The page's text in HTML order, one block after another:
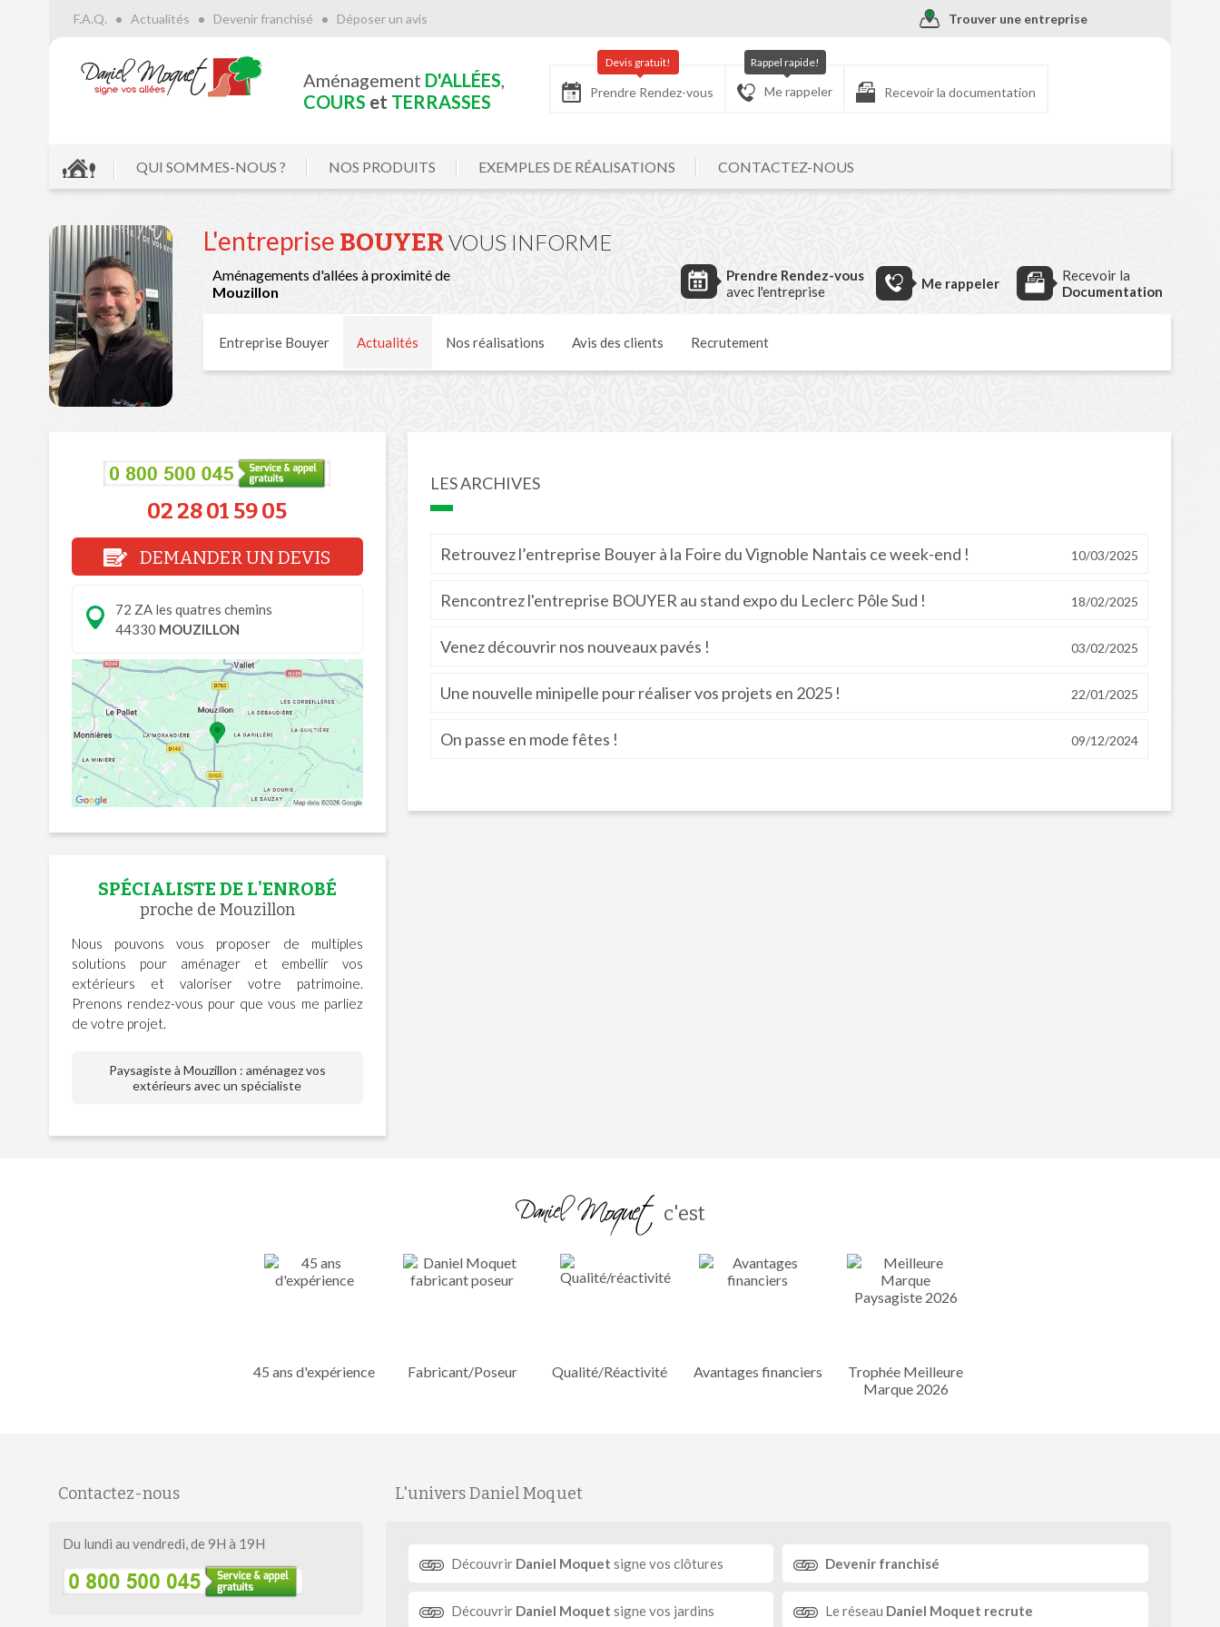
Trouver une entreprise
F.A.Q. Actualités Devenir franchisé Déposer un avis
Aménagement D'ALLÉES,
COURS et TERRASSES Prendre Rendez-vous
Devis gratuit!
Me rappeler
Rappel rapide!
Recevoir la documentation
QUI SOMMES-NOUS ? NOS PRODUITS EXEMPLES DE RÉALISATIONS CONTACTEZ-NOUS
L'entreprise BOUYERVOUS INFORME
Aménagements d'allées à proximité de
Mouzillon
Prendre Rendez-vous
avec l'entreprise
Me rappeler
Recevoir la
Documentation
Entreprise Bouyer Actualités Nos réalisations Avis des clients Recrutement
02 28 01 59 05
DEMANDER UN DEVIS
72 ZA les quatres chemins
44330 MOUZILLON
SPÉCIALISTE DE L'ENROBÉ
proche de Mouzillon
Nous pouvons vous proposer de multiples
solutions pour aménager et embellir vos
extérieurs et valoriser votre patrimoine.
Prenons rendez-vous pour que vous me parliez
de votre projet.
Paysagiste à Mouzillon : aménagez vos
extérieurs avec un spécialiste
LES ARCHIVES
Retrouvez l’entreprise Bouyer à la Foire du Vignoble Nantais ce week-end ! 10/03/2025
Rencontrez l'entreprise BOUYER au stand expo du Leclerc Pôle Sud ! 18/02/2025
Venez découvrir nos nouveaux pavés ! 03/02/2025
Une nouvelle minipelle pour réaliser vos projets en 2025 ! 22/01/2025
On passe en mode fêtes ! 09/12/2024
c'est
45 ans d'expérience Fabricant/Poseur Qualité/Réactivité Avantages financiers
Trophée Meilleure
Marque 2026
Contactez-nous
Du lundi au vendredi, de 9H à 19H
L'univers Daniel Moquet
Découvrir Daniel Moquet signe vos clôtures Devenir franchisé
Découvrir Daniel Moquet signe vos jardins Le réseau Daniel Moquet recrute